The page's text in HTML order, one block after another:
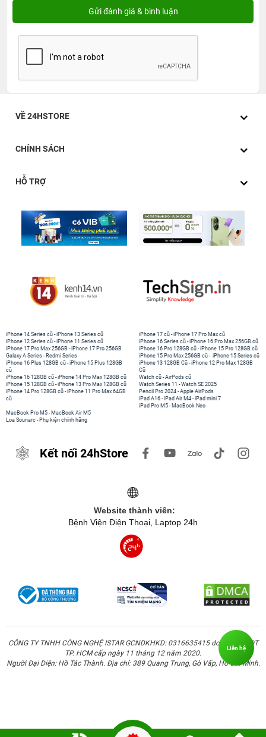
VỀ 24HSTORE
CHÍNH SÁCH
HỖ TRỢ
iPhone 14 Series cũ -iPhone 13 Series cũ
iPhone 12 Series cũ -iPhone 11 Series cũ
iPhone 17 Pro Max 256GB -iPhone 17 Pro 256GB
Galaxy A Series - Redmi Series
iPhone 17 cũ -iPhone 17 Pro Max cũ
iPhone 16 Series cũ - iPhone 16 Pro Max 256GB cũ
iPhone 16 Pro 128GB cũ -iPhone 15 Pro 128GB cũ
iPhone 15 Pro Max 256GB cũ - iPhone 15 Series cũ
iPhone 16 Plus 128GB cũ -iPhone 15 Plus 128GB
cũ
iPhone 16 128GB cũ -iPhone 14 Pro Max 128GB cũ
iPhone 15 128GB cũ -iPhone 13 Pro Max 128GB cũ
iPhone 14 Pro 128GB cũ -iPhone 11 Pro Max 64GB
cũ
iPhone 13 128GB Cũ -iPhone 12 Pro Max 128GB
Cũ
Watch cũ -AirPods cũ
Watch Series 11 -Watch SE 2025
Pencil Pro 2024 -Apple AirPods
iPad A16 -iPad Air M4 -iPad mini 7
iPad Pro M5 - MacBook Neo
MacBook Pro M5 - MacBook Air M5
Loa Sounarc - Phụ kiện chính hãng
Kết nối 24hStore
Website thành viên:
Bệnh Viện Điện Thoại, Laptop 24h
CÔNG TY TNHH CÔNG NGHỆ ISTAR GCNDKHKD: 0316635415 do Sở KH & ĐT
TP. HCM cấp ngày 11 tháng 12 năm 2020.
Người Đại Diện: Hồ Tác Thành. Địa chỉ: 389 Quang Trung, Gò Vấp, Hồ Chí Minh.
Liên hệ